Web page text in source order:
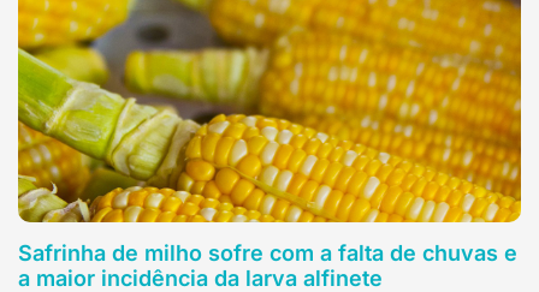
Safrinha de milho sofre com a falta de chuvas e
a maior incidência da larva alfinete